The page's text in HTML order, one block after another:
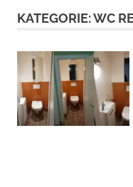
Alte
Mauern
mit
neuem
rund
Planen,
Renovieren,
Sanieren
und
Innenarchitektur
KATEGORIE:WC